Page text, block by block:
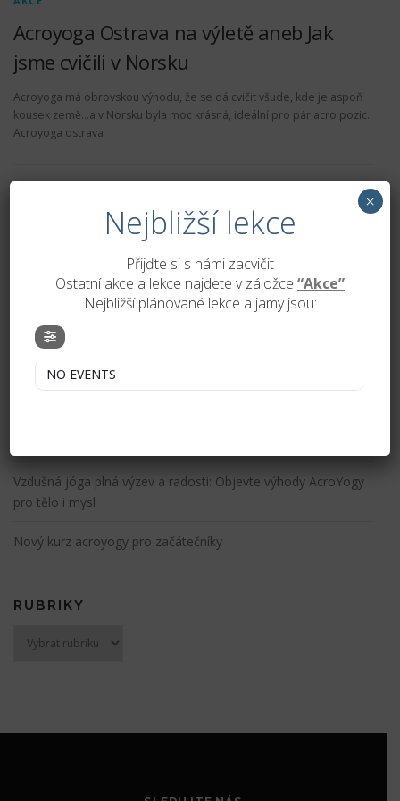
Acroyoga Ostrava na výletě aneb Jak
jsme cvičili v Norsku
Acroyoga má obrovskou výhodu, že se dá cvičit všude, kde je aspoň
kousek země…a v Norsku byla moc krásná, ideální pro pár acro pozic.
Acroyoga ostrava
AKTUALITY
Nově otevřené lekce acroyogy v Ostravě! Přidejte se k nám
Acro víkend je tady!
Vzdušná jóga plná výzev a radosti: Objevte výhody AcroYogy
pro tělo i mysl
Nový kurz acroyogy pro začátečníky
RUBRIKY
Nejbližší lekce
Přijďte si s námi zacvičit
Ostatní akce a lekce najdete v záložce “Akce”
Nejbližší plánované lekce a jamy jsou:
NO EVENTS
×